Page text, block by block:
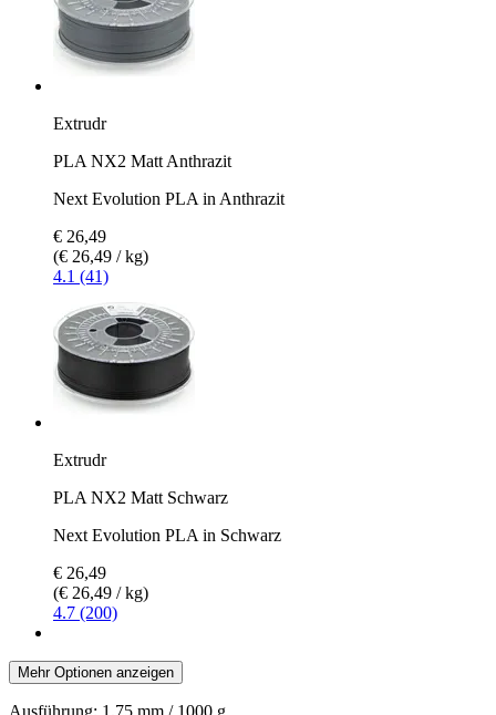
Extrudr
PLA NX2 Matt Anthrazit
Next Evolution PLA in Anthrazit
€ 26,49
(€ 26,49 / kg)
4.1 (41)
Extrudr
PLA NX2 Matt Schwarz
Next Evolution PLA in Schwarz
€ 26,49
(€ 26,49 / kg)
4.7 (200)
Mehr Optionen anzeigen
Ausführung: 1,75 mm / 1000 g